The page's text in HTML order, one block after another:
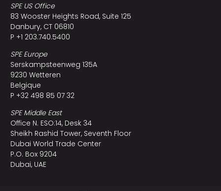
SPE US Office
83 Wooster Heights Road, Suite 125
Danbury, CT 06810
P +1 203.740.5400
SPE Europe
Serskampsteenweg 135A
9230 Wetteren
Belgique
P +32 498 85 07 32
SPE Middle East
Office N. ESO:14, Desk 34
Sheikh Rashid Tower, Seventh Floor
Dubai World Trade Center
P.O. Box 9204
Dubai, UAE